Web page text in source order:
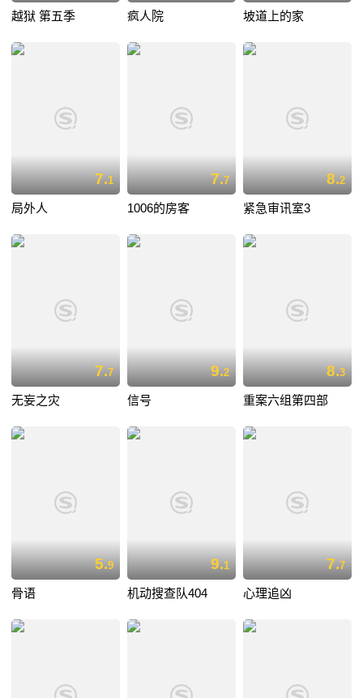
越狱 第五季 疯人院 坡道上的家
7.1
局外人
7.7
1006的房客
8.2
紧急审讯室3
7.7
无妄之灾
9.2
信号
8.3
重案六组第四部
5.9
骨语
9.1
机动搜查队404
7.7
心理追凶